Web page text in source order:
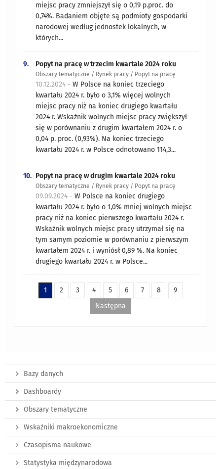
miejsc pracy zmniejszył się o 0,19 p.proc. do
0,74%. Badaniem objęte są podmioty gospodarki
narodowej według jednostek lokalnych, w
których...
9. Popyt na pracę w trzecim kwartale 2024 roku
Obszary tematyczne / Rynek pracy / Popyt na pracę
10.12.2024 -W Polsce na koniec trzeciego
kwartału 2024 r. było o 3,1% więcej wolnych
miejsc pracy niż na koniec drugiego kwartału
2024 r. Wskaźnik wolnych miejsc pracy zwiększył
się w porównaniu z drugim kwartałem 2024 r. o
0,04 p. proc. (0,93%). Na koniec trzeciego
kwartału 2024 r. w Polsce odnotowano 114,3...
10. Popyt na pracę w drugim kwartale 2024 roku
Obszary tematyczne / Rynek pracy / Popyt na pracę
09.09.2024 -W Polsce na koniec drugiego
kwartału 2024 r. było o 1,0% mniej wolnych miejsc
pracy niż na koniec pierwszego kwartału 2024 r.
Wskaźnik wolnych miejsc pracy utrzymał się na
tym samym poziomie w porównaniu z pierwszym
kwartałem 2024 r. i wyniósł 0,89 %. Na koniec
drugiego kwartału 2024 r. w Polsce...
1 2 3 4 5 6 7 8
9
Następna
Bazy danych
Dashboardy
Obszary tematyczne
Wskaźniki makroekonomiczne
Czasopisma naukowe
Statystyka międzynarodowa